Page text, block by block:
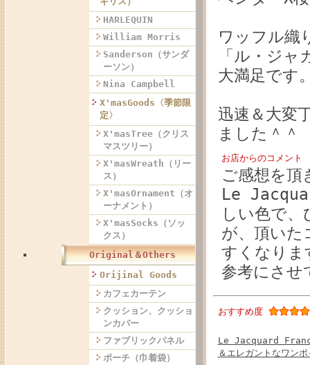
HARLEQUIN
William Morris
Sanderson（サンダ
ーソン）
Nina Campbell
X'masGoods〈季節限
定〉
X'masTree（クリス
マスツリー）
X'masWreath（リー
ス）
X'masOrnament（オ
ーナメント）
X'masSocks（ソッ
クス）
Original＆Others
Orijinal Goods
カフェカーテン
クッション、クッショ
ンカバー
ファブリックパネル
ポーチ（巾着袋）
ワッフル織
「ル・ジ
大満足です
迅速＆大変
ました＾＾
お店からのコメント
ご感想を頂
Le
しい色で
が、頂いた
すくなりま
参考にさせ
おすすめ度
Le Jacquard
＆エレガントなワン